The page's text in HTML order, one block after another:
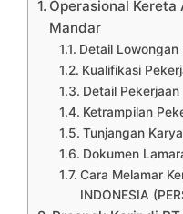
Operasional Kereta
Mandar
Detail Lowongan
Kualifikasi
Detail Pekerjaan
Ketrampilan
Tunjangan
Dokumen
Cara Melamar
INDONESIA